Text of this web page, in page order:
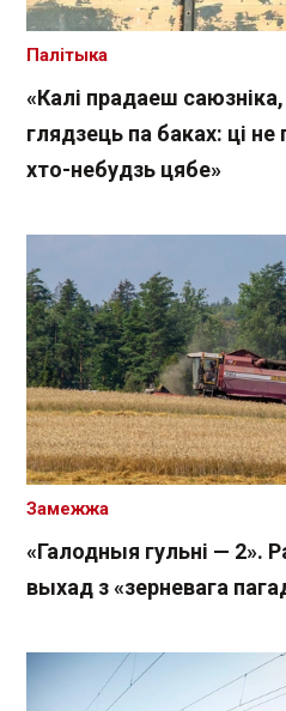
«Калі прадаеш
глядзець па баках: ці
хто-небудзь цябе»
Палітыка
«Галодныя гульні — 2».
выхад з «зерневага
Замежжа